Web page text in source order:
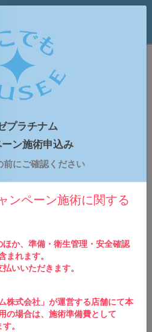
予約申込みフォーム
プラチナム
ン施術申込み
前にご確認ください
ンペーン施術に関する
か、準備・衛生管理・安全確認
まれます。
いいただきます。
株式会社」が運営する店舗にて本
の場合は、施術準備費として
す。
込みの流れ
す。※仮予約の場合、後日予約店
ていただきます。
ャンセルを希望の場合、直接ご予
お願いいたします。